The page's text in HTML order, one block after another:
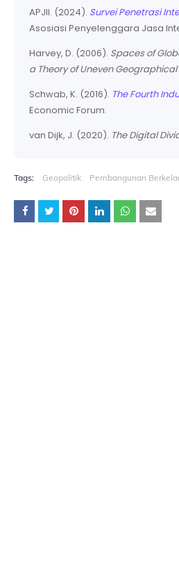
APJII. (2024). Survei Penetrasi
Asosiasi Penyelenggara Jasa
Harvey, D. (2006). Spaces of
a Theory of Uneven
Schwab, K. (2016). The Fourth
Economic Forum.
van Dijk, J. (2020). The Digital
Tags: Geopolitik Pembangunan